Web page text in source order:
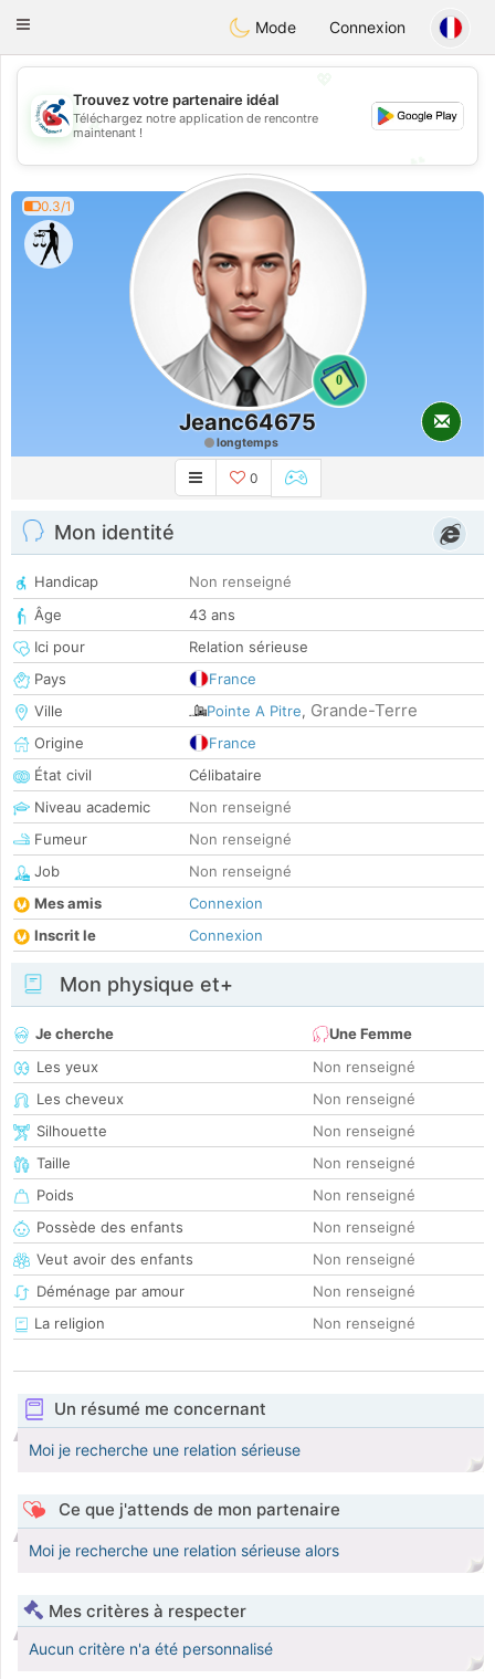
Handi Space
Toggle
Mode Connexion
💖
💕
Trouvez votre partenaire idéal
Téléchargez notre application de rencontre
maintenant !
0.3/1
0
Jeanc64675
longtemps
0
Mon identité
Handicap
Non renseigné
Âge
43 ans
Ici pour
Relation sérieuse
Pays
France
Ville
Pointe A Pitre, Grande-Terre
Origine
France
État civil
Célibataire
Niveau academic
Non renseigné
Fumeur
Non renseigné
Job
Non renseigné
Mes amis
Connexion
Inscrit le
Connexion
Mon physique et+
Je cherche
Une Femme
Les yeux
Non renseigné
Les cheveux
Non renseigné
Silhouette
Non renseigné
Taille
Non renseigné
Poids
Non renseigné
Possède des enfants
Non renseigné
Veut avoir des enfants
Non renseigné
Déménage par amour
Non renseigné
La religion
Non renseigné
Un résumé me concernant
Moi je recherche une relation sérieuse
Ce que j'attends de mon partenaire
Moi je recherche une relation sérieuse alors
Mes critères à respecter
Aucun critère n'a été personnalisé